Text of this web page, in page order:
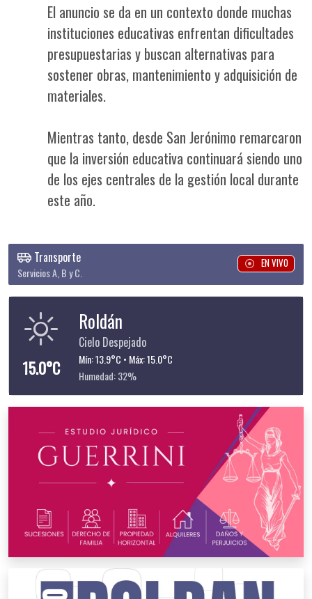
El anuncio se da en un contexto donde muchas
instituciones educativas enfrentan dificultades
presupuestarias y buscan alternativas para
sostener obras, mantenimiento y adquisición de
materiales.
Mientras tanto, desde San Jerónimo remarcaron
que la inversión educativa continuará siendo uno
de los ejes centrales de la gestión local durante
este año.
Transporte
Servicios A, B y C.
EN VIVO
15.0°C
Roldán
Cielo Despejado
Mín: 13.9°C • Máx: 15.0°C
Humedad: 32%